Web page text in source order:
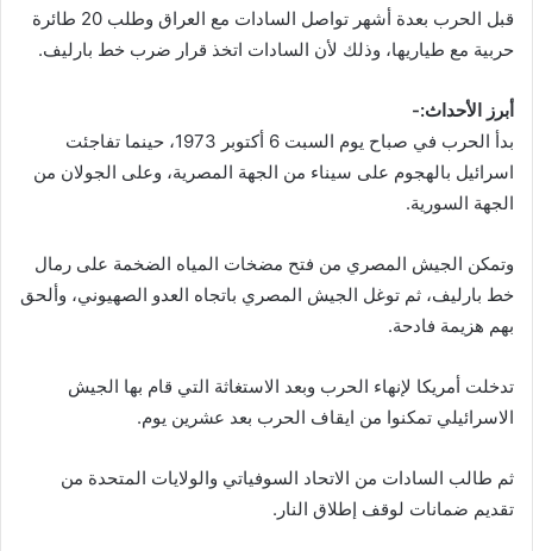
قبل الحرب بعدة أشهر تواصل السادات مع العراق وطلب 20 طائرة
حربية مع طياريها، وذلك لأن السادات اتخذ قرار ضرب خط بارليف.
أبرز الأحداث:-
بدأ الحرب في صباح يوم السبت 6 أكتوبر 1973، حينما تفاجئت
اسرائيل بالهجوم على سيناء من الجهة المصرية، وعلى الجولان من
الجهة السورية.
وتمكن الجيش المصري من فتح مضخات المياه الضخمة على رمال
خط بارليف، ثم توغل الجيش المصري باتجاه العدو الصهيوني، وألحق
بهم هزيمة فادحة.
تدخلت أمريكا لإنهاء الحرب وبعد الاستغاثة التي قام بها الجيش
الاسرائيلي تمكنوا من ايقاف الحرب بعد عشرين يوم.
ثم طالب السادات من الاتحاد السوفياتي والولايات المتحدة من
تقديم ضمانات لوقف إطلاق النار.